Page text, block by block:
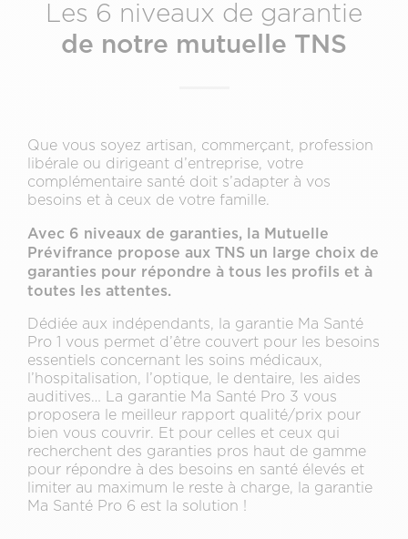
Les 6 niveaux de garantie
de notre mutuelle TNS
Que vous soyez artisan, commerçant, profession
libérale ou dirigeant d’entreprise, votre
complémentaire santé doit s’adapter à vos
besoins et à ceux de votre famille.
Avec 6 niveaux de garanties, la Mutuelle
Prévifrance propose aux TNS un large choix de
garanties pour répondre à tous les profils et à
toutes les attentes.
Dédiée aux indépendants, la garantie Ma Santé
Pro 1 vous permet d’être couvert pour les besoins
essentiels concernant les soins médicaux,
l’hospitalisation, l’optique, le dentaire, les aides
auditives… La garantie Ma Santé Pro 3 vous
proposera le meilleur rapport qualité/prix pour
bien vous couvrir. Et pour celles et ceux qui
recherchent des garanties pros haut de gamme
pour répondre à des besoins en santé élevés et
limiter au maximum le reste à charge, la garantie
Ma Santé Pro 6 est la solution !